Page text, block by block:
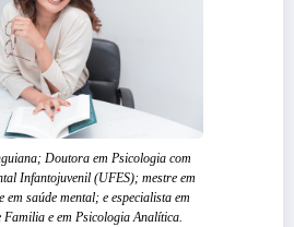
Doutora em Psicologia com
Infantojuvenil (UFES); mestre em
em saúde mental; e especialista em
e em Psicologia Analítica.